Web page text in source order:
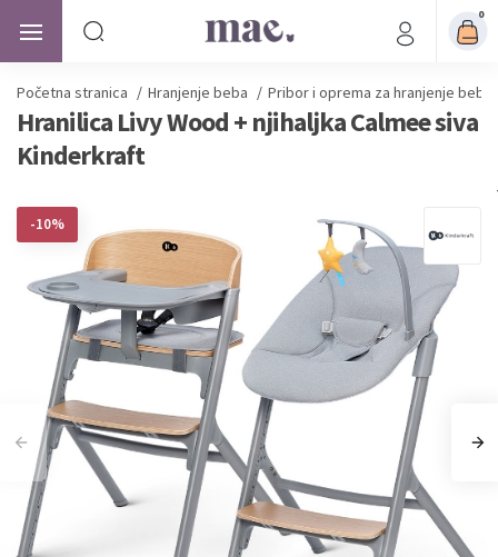
0
Početna stranica / Hranjenje beba / Pribor i oprema za hranjenje beba
Hranilica Livy Wood + njihaljka Calmee siva
Kinderkraft
-10%